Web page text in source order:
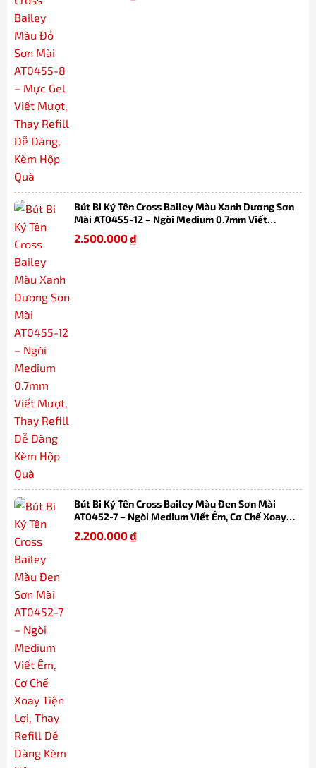
Bút Bi Ký Tên Cross Bailey Màu Xanh Dương Sơn
Mài AT0455-12 – Ngòi Medium 0.7mm Viết
Mượt, Thay Refill Dễ Dàng Kèm Hộp Quà
2.500.000₫
Bút Bi Ký Tên Cross Bailey Màu Đen Sơn Mài
AT0452-7 – Ngòi Medium Viết Êm, Cơ Chế Xoay
Tiện Lợi, Thay Refill Dễ Dàng Kèm Hộp
2.200.000₫